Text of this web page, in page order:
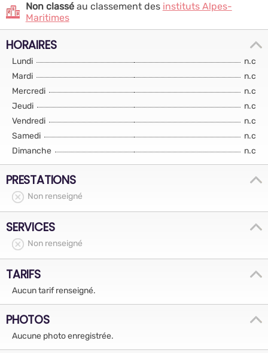
Non classéau classement des instituts Alpes-
Maritimes
HORAIRES
Lundi
n.c
Mardi
n.c
Mercredi
n.c
Jeudi
n.c
Vendredi
n.c
Samedi
n.c
Dimanche
n.c
PRESTATIONS
Non renseigné
SERVICES
Non renseigné
TARIFS
Aucun tarif renseigné.
PHOTOS
Aucune photo enregistrée.